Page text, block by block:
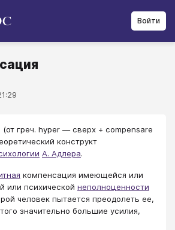
Войти
греч. hyрer ― сверх + cоmрensare
конструкт
А. Адлера.
компенсация имеющейся или
или психической неполноценности
человек пытается преодолеть ее,
значительно большие усилия,